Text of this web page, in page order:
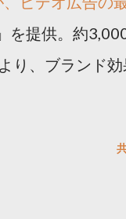
を提供。約
り、ブランド効